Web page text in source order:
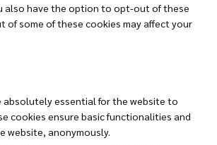
also have the option to opt-out of these
of some of these cookies may affect your
absolutely essential for the website to
cookies ensure basic functionalities and
website, anonymously.